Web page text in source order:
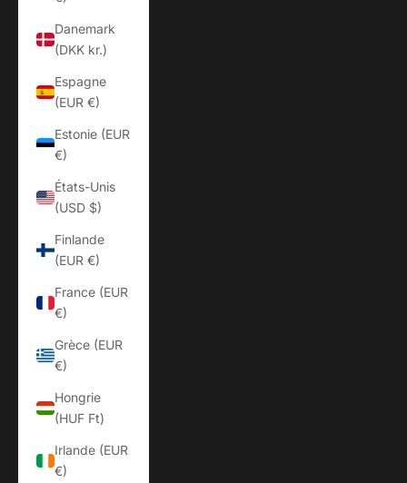
Danemark
(DKK kr.)
Espagne
(EUR €)
Estonie (EUR
€)
États-Unis
(USD $)
Finlande
(EUR €)
France (EUR
€)
Grèce (EUR
€)
Hongrie
(HUF Ft)
Irlande (EUR
€)